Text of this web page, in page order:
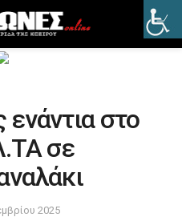
στο
σε
2025